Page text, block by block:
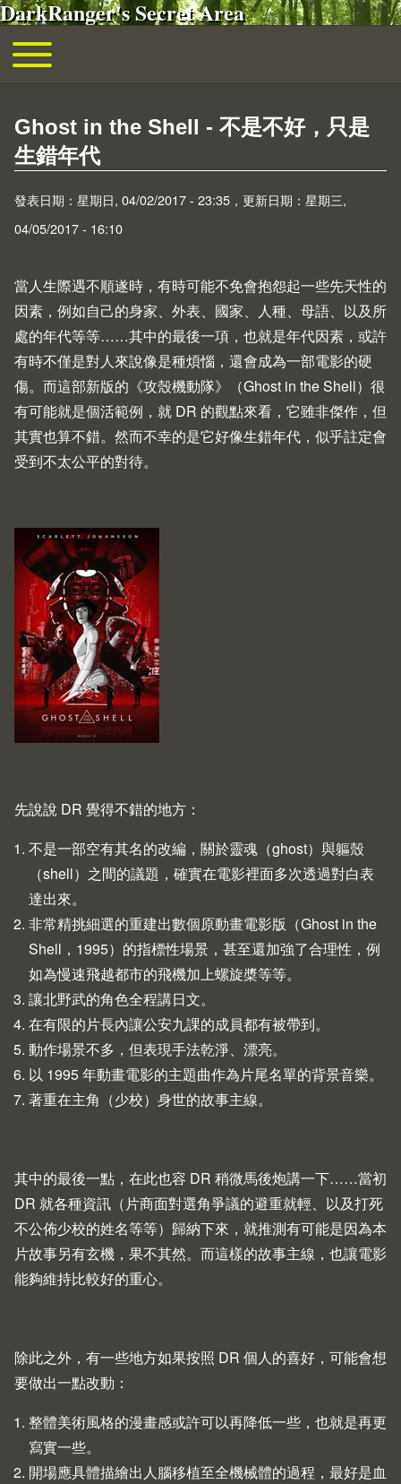
移至主內容
DarkRanger's Secret Area
主導覽
Toggle main menu
Ghost in the Shell - 不是不好，只是
生錯年代
發表日期：星期日, 04/02/2017 - 23:35，更新日期：星期三,
04/05/2017 - 16:10
當人生際遇不順遂時，有時可能不免會抱怨起一些先天性的
因素，例如自己的身家、外表、國家、人種、母語、以及所
處的年代等等……其中的最後一項，也就是年代因素，或許
有時不僅是對人來說像是種煩惱，還會成為一部電影的硬
傷。而這部新版的《攻殼機動隊》（Ghost in the Shell）很
有可能就是個活範例，就 DR 的觀點來看，它雖非傑作，但
其實也算不錯。然而不幸的是它好像生錯年代，似乎註定會
受到不太公平的對待。
先說說 DR 覺得不錯的地方：
不是一部空有其名的改編，關於靈魂（ghost）與軀殼
（shell）之間的議題，確實在電影裡面多次透過對白表
達出來。
非常精挑細選的重建出數個原動畫電影版（Ghost in the
Shell ，1995）的指標性場景，甚至還加強了合理性，例
如為慢速飛越都市的飛機加上螺旋槳等等。
讓北野武的角色全程講日文。
在有限的片長內讓公安九課的成員都有被帶到。
動作場景不多，但表現手法乾淨、漂亮。
以 1995 年動畫電影的主題曲作為片尾名單的背景音樂。
著重在主角（少校）身世的故事主線。
其中的最後一點，在此也容 DR 稍微馬後炮講一下……當初
DR 就各種資訊（片商面對選角爭議的避重就輕、以及打死
不公佈少校的姓名等等）歸納下來，就推測有可能是因為本
片故事另有玄機，果不其然。而這樣的故事主線，也讓電影
能夠維持比較好的重心。
除此之外，有一些地方如果按照 DR 個人的喜好，可能會想
要做出一點改動：
整體美術風格的漫畫感或許可以再降低一些，也就是再更
寫實一些。
開場應具體描繪出人腦移植至全機械體的過程，最好是血